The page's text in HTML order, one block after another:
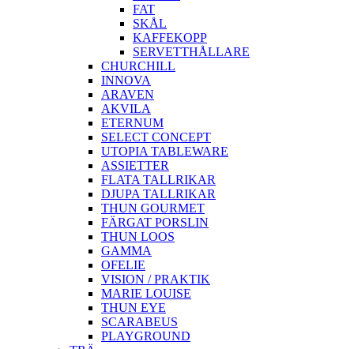
FAT
SKÅL
KAFFEKOPP
SERVETTHÅLLARE
CHURCHILL
INNOVA
ARAVEN
AKVILA
ETERNUM
SELECT CONCEPT
UTOPIA TABLEWARE
ASSIETTER
FLATA TALLRIKAR
DJUPA TALLRIKAR
THUN GOURMET
FÄRGAT PORSLIN
THUN LOOS
GAMMA
OFELIE
VISION / PRAKTIK
MARIE LOUISE
THUN EYE
SCARABEUS
PLAYGROUND